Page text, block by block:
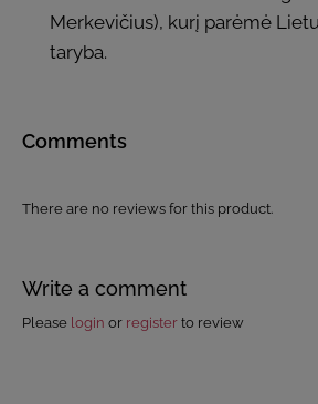
Merkevičius), kurį parėmė
taryba.
Comments
There are no reviews for this product.
Write a comment
Please login or register to review